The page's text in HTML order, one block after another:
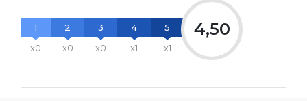
1
x0
2
x0
3
x0
4
x1
5
x1
4,50